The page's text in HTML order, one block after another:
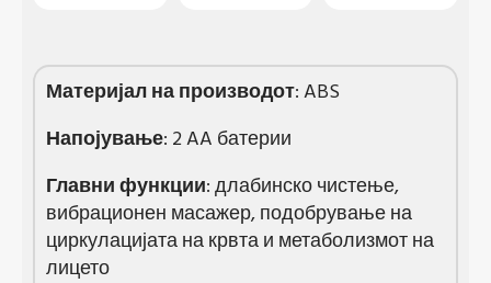
Материјал на производот: ABS
Напојување: 2 AA батерии
Главни функции: длабинско чистење,
вибрационен масажер, подобрување на
циркулацијата на крвта и метаболизмот на
лицето